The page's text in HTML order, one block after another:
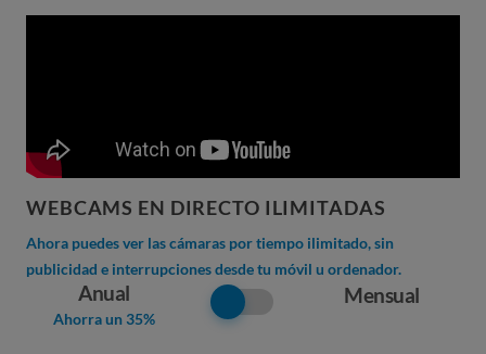
WEBCAMS EN DIRECTO ILIMITADAS
Ahora puedes ver las cámaras por tiempo ilimitado, sin
publicidad e interrupciones desde tu móvil u ordenador.
Anual
Ahorra un 35%
Mensual